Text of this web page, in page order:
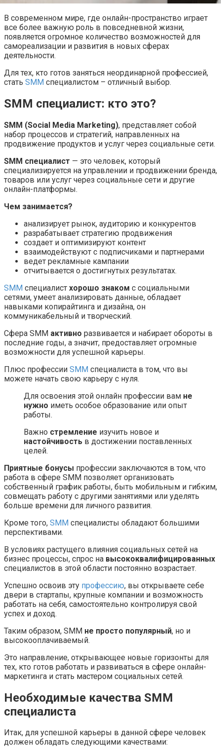
В современном мире, где онлайн-пространство играет
все более важную роль в повседневной жизни,
появляется огромное количество возможностей для
самореализации и развития в новых сферах
деятельности.
Для тех, кто готов заняться неординарной профессией,
стать SMM специалистом – отличный выбор.
SMM специалист: кто это?
SMM (Social Media Marketing), представляет собой
набор процессов и стратегий, направленных на
продвижение продуктов и услуг через социальные сети.
SMM специалист — это человек, который
специализируется на управлении и продвижении бренда,
товаров или услуг через социальные сети и другие
онлайн-платформы.
Чем занимается?
анализирует рынок, аудиторию и конкурентов
разрабатывает стратегию продвижения
создает и оптимизируют контент
взаимодействуют с подписчиками и партнерами
ведет рекламные кампании
отчитывается о достигнутых результатах.
SMM специалист хорошо знаком с социальными
сетями, умеет анализировать данные, обладает
навыками копирайтинга и дизайна, он
коммуникабельный и творческий.
Сфера SMM активно развивается и набирает обороты в
последние годы, а значит, предоставляет огромные
возможности для успешной карьеры.
Плюс профессии SMM специалиста в том, что вы
можете начать свою карьеру с нуля.
Для освоения этой онлайн профессии вам не
нужно иметь особое образование или опыт
работы.
Важно стремление изучить новое и
настойчивость в достижении поставленных
целей.
Приятные бонусы профессии заключаются в том, что
работа в сфере SMM позволяет организовать
собственный график работы, быть мобильным и гибким,
совмещать работу с другими занятиями или уделять
больше времени для личного развития.
Кроме того, SMM специалисты обладают большими
перспективами.
В условиях растущего влияния социальных сетей на
бизнес процессы, спрос на высококвалифицированных
специалистов в этой области постоянно возрастает.
Успешно освоив эту профессию, вы открываете себе
двери в стартапы, крупные компании и возможность
работать на себя, самостоятельно контролируя свой
успех и доход.
Таким образом, SMM не просто популярный, но и
высокооплачиваемый.
Это направление, открывающее новые горизонты для
тех, кто готов работать и развиваться в сфере онлайн-
маркетинга и стать мастером социальных сетей.
Необходимые качества SMM
специалиста
Итак, для успешной карьеры в данной сфере человек
должен обладать следующими качествами: